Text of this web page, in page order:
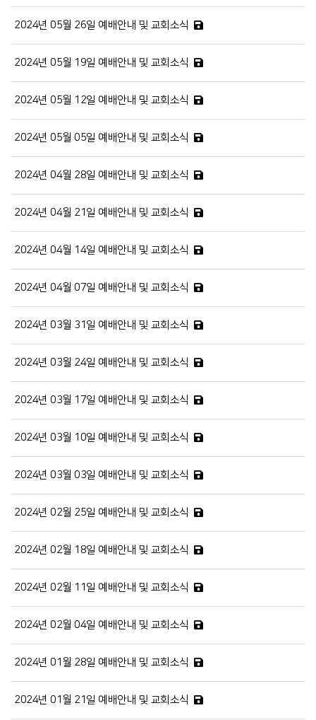
2024년 05월 26일 예배안내 및 교회소식
2024년 05월 19일 예배안내 및 교회소식
2024년 05월 12일 예배안내 및 교회소식
2024년 05월 05일 예배안내 및 교회소식
2024년 04월 28일 예배안내 및 교회소식
2024년 04월 21일 예배안내 및 교회소식
2024년 04월 14일 예배안내 및 교회소식
2024년 04월 07일 예배안내 및 교회소식
2024년 03월 31일 예배안내 및 교회소식
2024년 03월 24일 예배안내 및 교회소식
2024년 03월 17일 예배안내 및 교회소식
2024년 03월 10일 예배안내 및 교회소식
2024년 03월 03일 예배안내 및 교회소식
2024년 02월 25일 예배안내 및 교회소식
2024년 02월 18일 예배안내 및 교회소식
2024년 02월 11일 예배안내 및 교회소식
2024년 02월 04일 예배안내 및 교회소식
2024년 01월 28일 예배안내 및 교회소식
2024년 01월 21일 예배안내 및 교회소식